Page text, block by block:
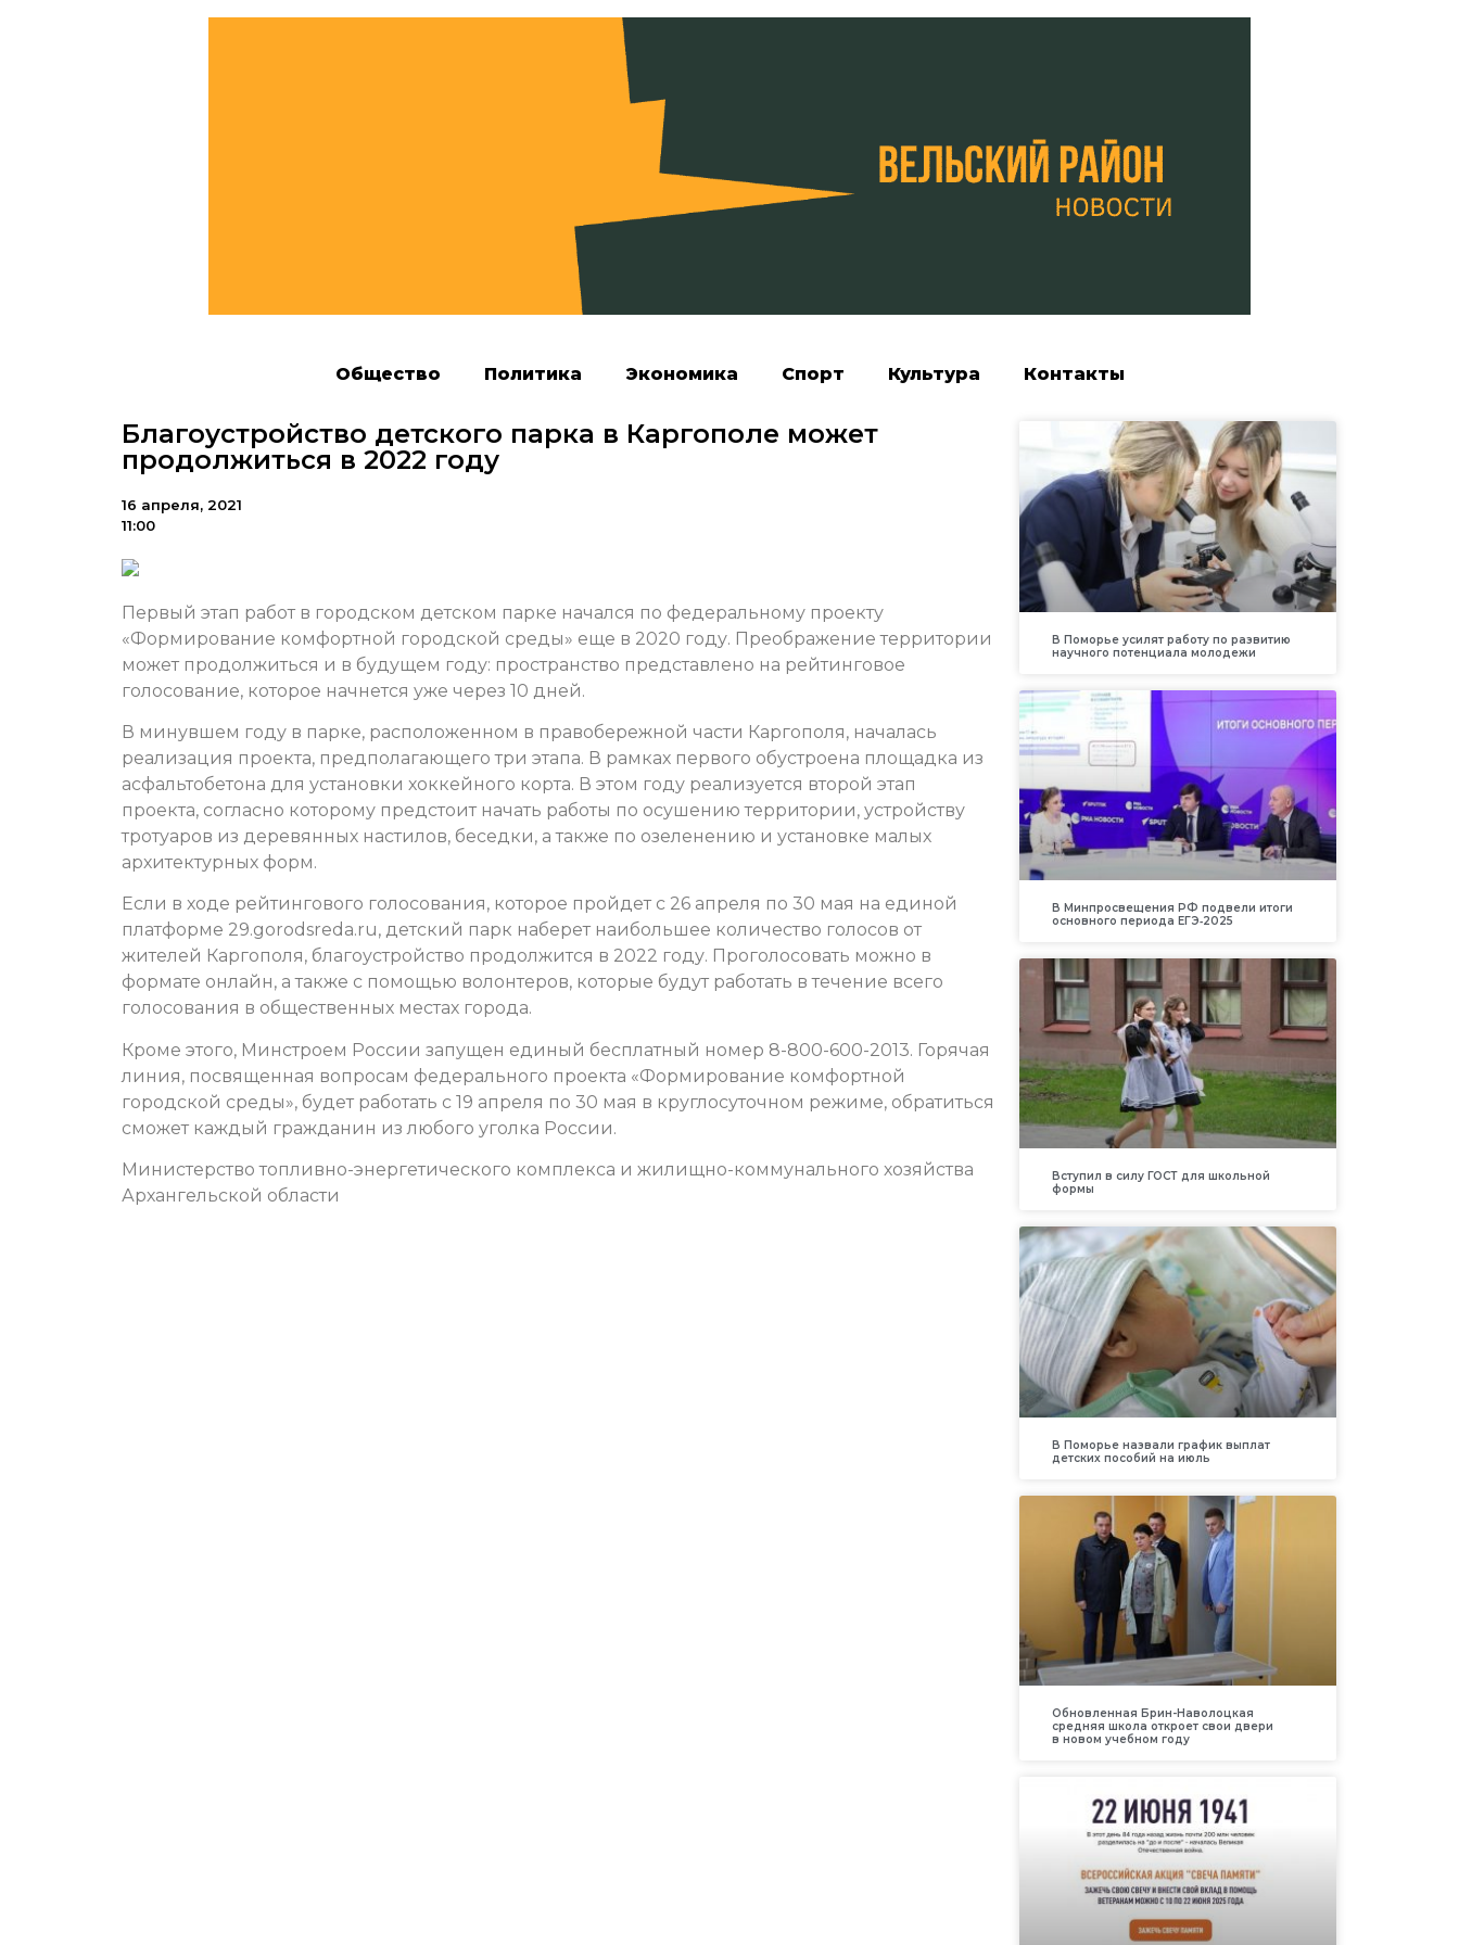
Общество Политика Экономика Спорт Культура Контакты
Благоустройство детского парка в Каргополе может
продолжиться в 2022 году
16 апреля, 2021
11:00
Первый этап работ в городском детском парке начался по федеральному проекту
«Формирование комфортной городской среды» еще в 2020 году. Преображение территории
может продолжиться и в будущем году: пространство представлено на рейтинговое
голосование, которое начнется уже через 10 дней.
В минувшем году в парке, расположенном в правобережной части Каргополя, началась
реализация проекта, предполагающего три этапа. В рамках первого обустроена площадка из
асфальтобетона для установки хоккейного корта. В этом году реализуется второй этап
проекта, согласно которому предстоит начать работы по осушению территории, устройству
тротуаров из деревянных настилов, беседки, а также по озеленению и установке малых
архитектурных форм.
Если в ходе рейтингового голосования, которое пройдет с 26 апреля по 30 мая на единой
платформе 29.gorodsreda.ru, детский парк наберет наибольшее количество голосов от
жителей Каргополя, благоустройство продолжится в 2022 году. Проголосовать можно в
формате онлайн, а также с помощью волонтеров, которые будут работать в течение всего
голосования в общественных местах города.
Кроме этого, Минстроем России запущен единый бесплатный номер 8-800-600-2013. Горячая
линия, посвященная вопросам федерального проекта «Формирование комфортной
городской среды», будет работать с 19 апреля по 30 мая в круглосуточном режиме, обратиться
сможет каждый гражданин из любого уголка России.
Министерство топливно-энергетического комплекса и жилищно-коммунального хозяйства
Архангельской области
В Поморье усилят работу по развитию
научного потенциала молодежи
В Минпросвещения РФ подвели итоги
основного периода ЕГЭ‑2025
Вступил в силу ГОСТ для школьной
формы
В Поморье назвали график выплат
детских пособий на июль
Обновленная Брин-Наволоцкая
средняя школа откроет свои двери
в новом учебном году